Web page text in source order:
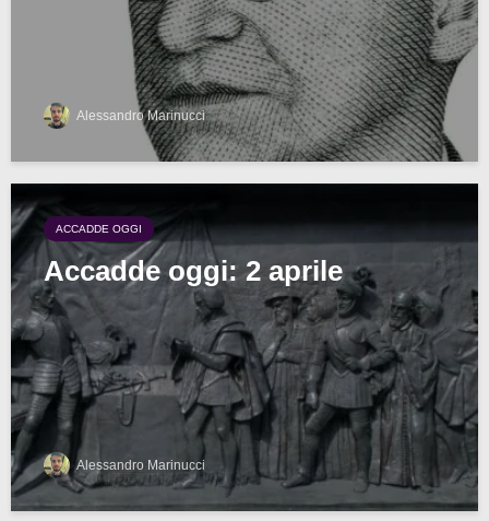
Alessandro Marinucci
ACCADDE OGGI
Accadde oggi: 2 aprile
Alessandro Marinucci